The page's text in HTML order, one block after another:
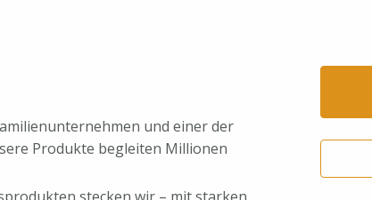
und einer der
Produkte begleiten Millionen